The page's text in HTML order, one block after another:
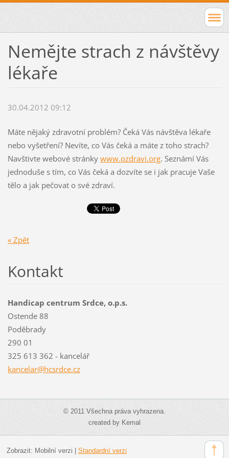
Nemějte strach z návštěvy
lékaře
30.04.2012 09:12
Máte nějaký zdravotní problém? Čeká Vás návštěva lékaře
nebo vyšetření? Nevíte, co Vás čeká a máte z toho strach?
Navštivte webové stránky www.ozdravi.org. Seznámí Vás
jednoduše s tím, co Vás čeká a dozvíte se i jak pracuje Vaše
tělo a jak pečovat o své zdraví.
« Zpět
Kontakt
Handicap centrum Srdce, o.p.s.
Ostende 88
Poděbrady
290 01
325 613 362 - kancelář
kancelar@hcsrdce.cz
© 2011 Všechna práva vyhrazena.
created by Kemal
Zobrazit: Mobilní verzi Standardní verzi